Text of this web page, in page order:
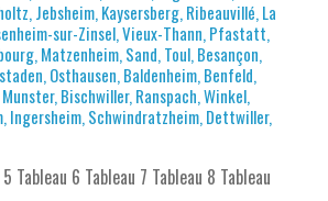
Jebsheim, Kaysersberg, Ribeauvillé, La
sur-Zinsel, Vieux-Thann, Pfastatt,
Matzenheim, Sand, Toul, Besançon,
Osthausen, Baldenheim, Benfeld,
Bischwiller, Ranspach, Winkel,
Ingersheim, Schwindratzheim, Dettwiller,
Tableau 6 Tableau 7 Tableau 8 Tableau